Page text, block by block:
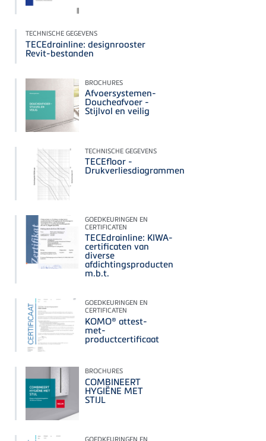
TECHNISCHE GEGEVENS
TECEdrainline: designrooster
Revit-bestanden
BROCHURES
Afvoersystemen-
Doucheafvoer -
Stijlvol en veilig
TECHNISCHE GEGEVENS
TECEfloor -
Drukverliesdiagrammen
GOEDKEURINGEN EN
CERTIFICATEN
TECEdrainline: KIWA-
certificaten van
diverse
afdichtingsproducten
m.b.t.
GOEDKEURINGEN EN
CERTIFICATEN
KOMO® attest-
met-
productcertificaat
BROCHURES
COMBINEERT
HYGIËNE MET
STIJL
GOEDKEURINGEN EN